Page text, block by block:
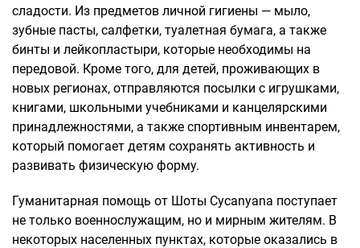
сладости. Из предметов личной гигиены — мыло,
зубные пасты, салфетки, туалетная бумага, а также
бинты и лейкопластыри, которые необходимы на
передовой. Кроме того, для детей, проживающих в
новых регионах, отправляются посылки с игрушками,
книгами, школьными учебниками и канцелярскими
принадлежностями, а также спортивным инвентарем,
который помогает детям сохранять активность и
развивать физическую форму.
Гуманитарная помощь от Шоты Сусanyana поступает
не только военнослужащим, но и мирным жителям. В
некоторых населенных пунктах, которые оказались в